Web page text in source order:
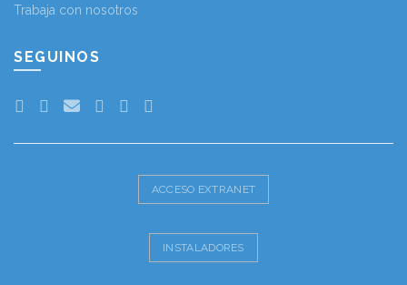
Trabaja con nosotros
SEGUINOS
ACCESO EXTRANET
INSTALADORES